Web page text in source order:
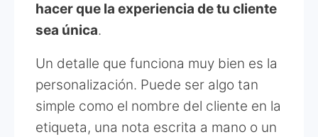
hacer que la experiencia de tu cliente
sea única.
Un detalle que funciona muy bien es la
personalización. Puede ser algo tan
simple como el nombre del cliente en la
etiqueta, una nota escrita a mano o un